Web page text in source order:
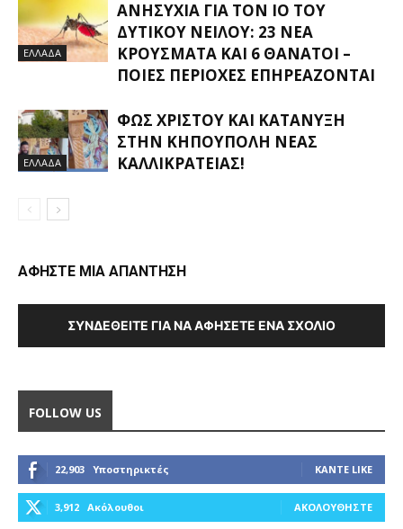
ΕΛΛΑΔΑ
ΑΝΗΣΥΧΊΑ ΓΙΑ ΤΟΝ ΙΌ ΤΟΥ
ΔΥΤΙΚΟΎ ΝΕΊΛΟΥ: 23 ΝΈΑ
ΚΡΟΎΣΜΑΤΑ ΚΑΙ 6 ΘΆΝΑΤΟΙ –
ΠΟΙΕΣ ΠΕΡΙΟΧΈΣ ΕΠΗΡΕΆΖΟΝΤΑΙ
ΕΛΛΑΔΑ
ΦΩΣ ΧΡΙΣΤΟΎ ΚΑΙ ΚΑΤΆΝΥΞΗ
ΣΤΗΝ ΚΗΠΟΎΠΟΛΗ ΝΈΑΣ
ΚΑΛΛΙΚΡΆΤΕΙΑΣ!
ΑΦΗΣΤΕ ΜΙΑ ΑΠΑΝΤΗΣΗ
ΣΥΝΔΕΘΕΊΤΕ ΓΙΑ ΝΑ ΑΦΉΣΕΤΕ ΈΝΑ ΣΧΌΛΙΟ
FOLLOW US
22,903 Υποστηρικτές ΚΆΝΤΕ LIKE
3,912 Ακόλουθοι ΑΚΟΛΟΥΘΉΣΤΕ